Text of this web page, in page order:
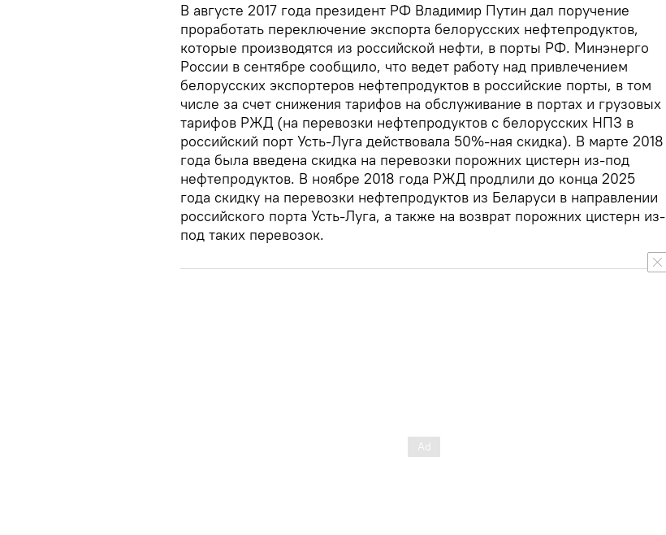
В августе 2017 года президент РФ Владимир Путин дал поручение
проработать переключение экспорта белорусских нефтепродуктов,
которые производятся из российской нефти, в порты РФ. Минэнерго
России в сентябре сообщило, что ведет работу над привлечением
белорусских экспортеров нефтепродуктов в российские порты, в том
числе за счет снижения тарифов на обслуживание в портах и грузовых
тарифов РЖД (на перевозки нефтепродуктов с белорусских НПЗ в
российский порт Усть-Луга действовала 50%-ная скидка). В марте 2018
года была введена скидка на перевозки порожних цистерн из-под
нефтепродуктов. В ноябре 2018 года РЖД продлили до конца 2025
года скидку на перевозки нефтепродуктов из Беларуси в направлении
российского порта Усть-Луга, а также на возврат порожних цистерн из-
под таких перевозок.